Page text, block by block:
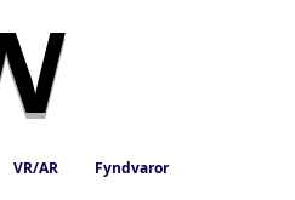
VR/AR Fyndvaror